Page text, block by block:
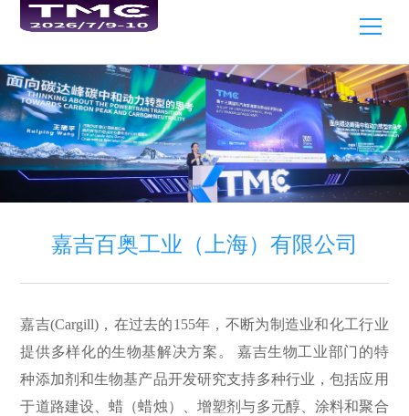
嘉吉百奥工业（上海）有限公司
嘉吉(Cargill)，在过去的155年，不断为制造业和化工行业
提供多样化的生物基解决方案。 嘉吉生物工业部门的特
种添加剂和生物基产品开发研究支持多种行业，包括应用
于道路建设、蜡（蜡烛）、增塑剂与多元醇、涂料和聚合